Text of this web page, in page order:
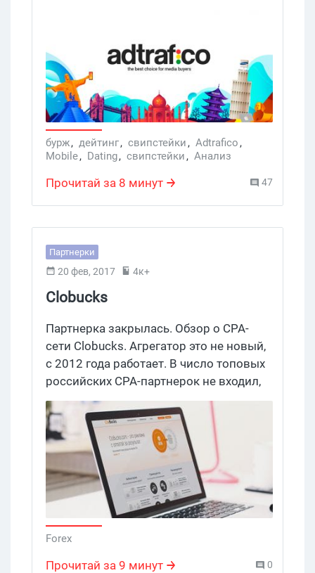
можно найти варианты практически
под любое гео. Что отличает Adtrafico
от других подобных проектов? Это мы
сейчас и посмотрим.
бурж, дейтинг, свипcтейки, Adtrafico,
Mobile, Dating, свипстейки, Анализ
Прочитай за 8 минут 47
Партнерки
20 фев, 2017 4к+
Clobucks
Партнерка закрылась. Обзор о CPA-
сети Clobucks. Агрегатор это не новый,
с 2012 года работает. В число топовых
российских CPA-партнерок не входил,
но развивался себе потихоньку. На
серче, например, партнеры сети уже 3
темы за три года накатали.
Forex
Прочитай за 9 минут 0